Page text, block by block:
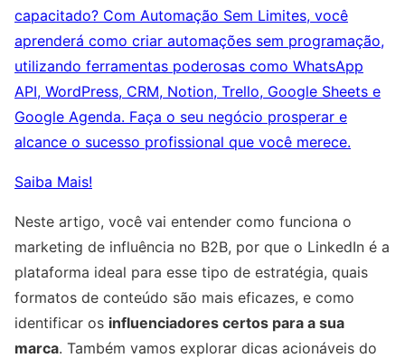
capacitado? Com Automação Sem Limites, você
aprenderá como criar automações sem programação,
utilizando ferramentas poderosas como WhatsApp
API, WordPress, CRM, Notion, Trello, Google Sheets e
Google Agenda. Faça o seu negócio prosperar e
alcance o sucesso profissional que você merece.
Saiba Mais!
Neste artigo, você vai entender como funciona o
marketing de influência no B2B, por que o LinkedIn é a
plataforma ideal para esse tipo de estratégia, quais
formatos de conteúdo são mais eficazes, e como
identificar os influenciadores certos para a sua
marca. Também vamos explorar dicas acionáveis do